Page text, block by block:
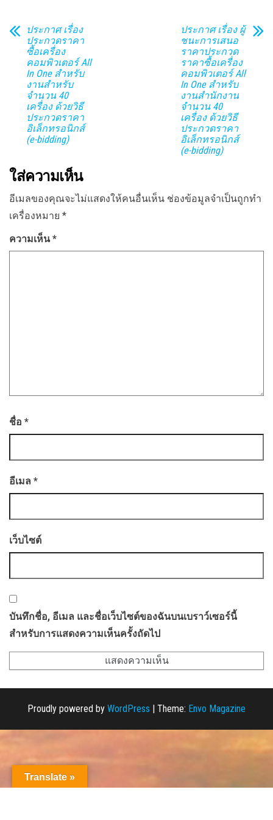
ประกาศ เรื่อง
ประกวดราคา
ซื้อเครื่อง
คอมพิวเตอร์ All
In One สำหรับ
งานสำหรับ
จำนวน 40
เครื่อง ด้วยวิธี
ประกวดราคา
อิเล็กทรอนิกส์
(e-bidding)
ประกาศ เรื่อง ผู้
ชนะการเสนอ
ราคาประกวด
ราคาซื้อเครื่อง
คอมพิวเตอร์ All
In One สำหรับ
งานสำนักงาน
จำนวน 40
เครื่อง ด้วยวิธี
ประกวดราคา
อิเล็กทรอนิกส์
(e-bidding)
ใส่ความเห็น
อีเมลของคุณจะไม่แสดงให้คนอื่นเห็น ช่องข้อมูลจำเป็นถูกทำ
เครื่องหมาย *
ความเห็น*
ชื่อ *
อีเมล *
เว็บไซต์
บันทึกชื่อ, อีเมล และชื่อเว็บไซต์ของฉันบนเบราว์เซอร์นี้
สำหรับการแสดงความเห็นครั้งถัดไป
Proudly powered by WordPress | Theme: Envo Magazine
Translate »